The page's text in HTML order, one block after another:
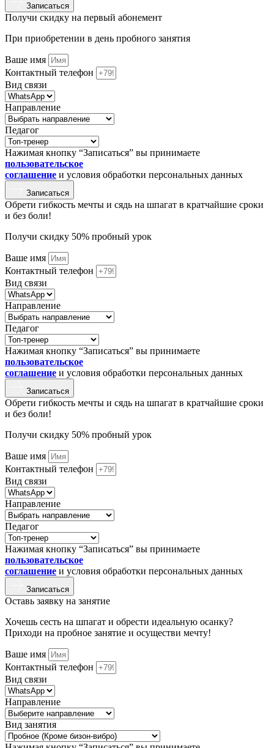
Записаться
Получи скидку на первый абонемент
При приобретении в день пробного занятия
Ваше имя
Контактный телефон
Вид связи
Направление
Педагог
Нажимая кнопку “Записаться” вы принимаете
пользовательское
соглашение и условия обработки персональных данных
Записаться
Обрети гибкость мечты и сядь на шпагат в кратчайшие сроки
и без боли!
Получи скидку 50% пробный урок
Ваше имя
Контактный телефон
Вид связи
Направление
Педагог
Нажимая кнопку “Записаться” вы принимаете
пользовательское
соглашение и условия обработки персональных данных
Записаться
Обрети гибкость мечты и сядь на шпагат в кратчайшие сроки
и без боли!
Получи скидку 50% пробный урок
Ваше имя
Контактный телефон
Вид связи
Направление
Педагог
Нажимая кнопку “Записаться” вы принимаете
пользовательское
соглашение и условия обработки персональных данных
Записаться
Оставь заявку на занятие
Хочешь сесть на шпагат и обрести идеальную осанку?
Приходи на пробное занятие и осуществи мечту!
Ваше имя
Контактный телефон
Вид связи
Направление
Вид занятия